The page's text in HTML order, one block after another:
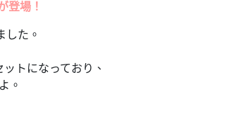
登場！
した。
トになっており、
。